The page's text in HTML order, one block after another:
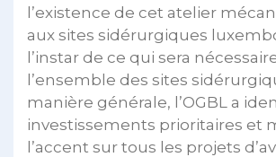
l’existence de cet atelier
aux sites sidérurgiques
l’instar de ce qui sera
l’ensemble des sites
manière générale, l’OGBL a
investissements prioritaires et
l’accent sur tous les projets